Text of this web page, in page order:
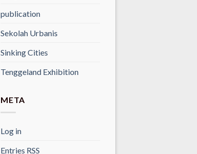
publication
Sekolah Urbanis
Sinking Cities
Tenggeland Exhibition
META
Log in
Entries RSS